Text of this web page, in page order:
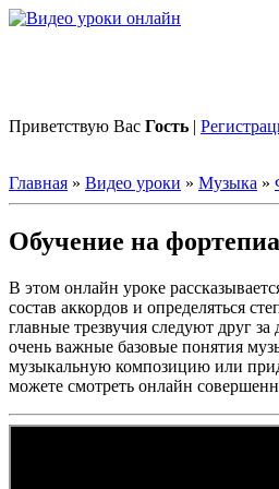
Приветствую Вас Гость |
Главная » Видео уроки » Музыка »
Обучение на
В этом онлайн уроке
состав аккордов и определяться
главные трезвучия следуют друг
очень важные базовые понятия
музыкальную композицию или
можете смотреть онлайн